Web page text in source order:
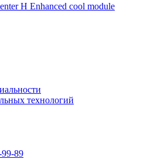
H Enhanced cool module
технологий
89